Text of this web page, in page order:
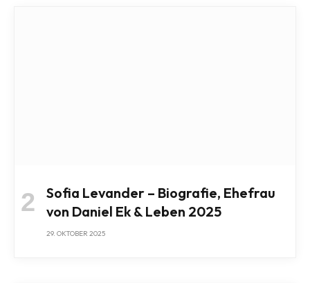
Sofia Levander – Biografie, Ehefrau
von Daniel Ek & Leben 2025
29. OKTOBER 2025